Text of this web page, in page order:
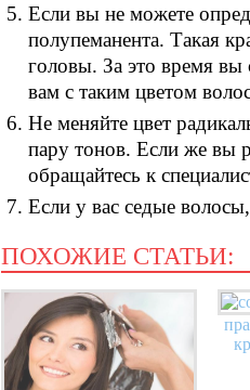
Если вы не можете
полупеманента. Такая
головы. За это время вы
вам с таким цветом
Не меняйте цвет
пару тонов. Если же вы
обращайтесь к
Если у вас седые
ПОХОЖИЕ СТАТЬИ: